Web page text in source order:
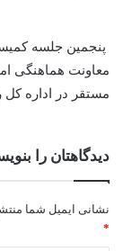
معاونت هماهنگی
مستقر در اداره
دیدگاهتان را
نشانی ایمیل شما
*